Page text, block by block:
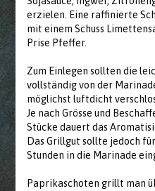
erzielen. Eine raffinierte
mit einem Schuss
Prise Pfeffer.
Zum Einlegen sollten die
vollständig von der
möglichst luftdicht
Je nach Grösse und
Stücke dauert das
Das Grillgut sollte jedoch
Stunden in die Marinade
Paprikaschoten grillt man